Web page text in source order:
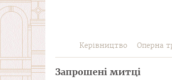
Керівництво Оперна
Запрошені митці